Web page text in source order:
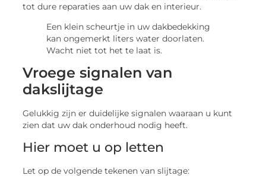
tot dure reparaties aan uw dak en interieur.
Een klein scheurtje in uw dakbedekking
kan ongemerkt liters water doorlaten.
Wacht niet tot het te laat is.
Vroege signalen van
dakslijtage
Gelukkig zijn er duidelijke signalen waaraan u kunt
zien dat uw dak onderhoud nodig heeft.
Hier moet u op letten
Let op de volgende tekenen van slijtage: